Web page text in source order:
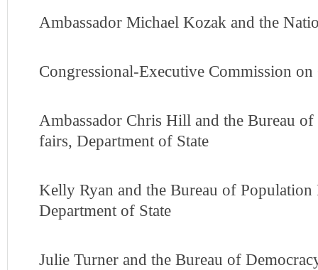
Ambassador Michael Kozak and the
Congressional-Executive Commission on
Ambassador Chris Hill and the Bureau
fairs, Department of State
Kelly Ryan and the Bureau of
Department of State
Julie Turner and the Bureau of